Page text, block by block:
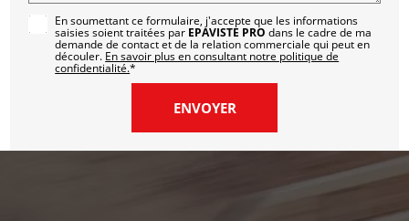
En soumettant ce formulaire, j'accepte que les informations
saisies soient traitées par EPAVISTE PRO dans le cadre de ma
demande de contact et de la relation commerciale qui peut en
découler. En savoir plus en consultant notre politique de
confidentialité.*